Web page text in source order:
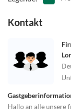
Kontakt
Hallo an alle unsere